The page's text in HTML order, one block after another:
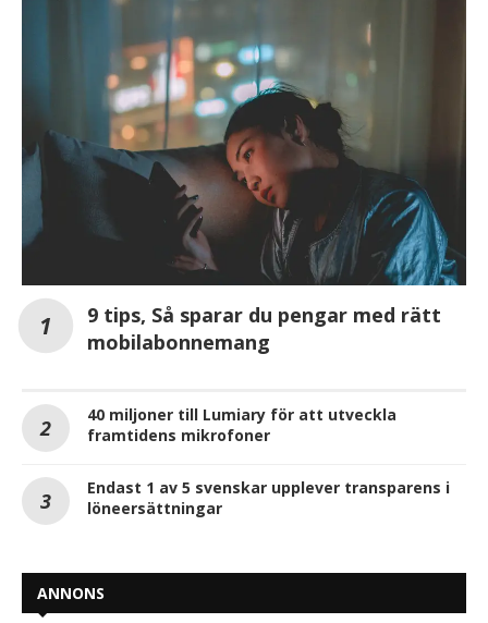
9 tips, Så sparar du pengar med rätt
mobilabonnemang
40 miljoner till Lumiary för att utveckla
framtidens mikrofoner
Endast 1 av 5 svenskar upplever transparens i
löneersättningar
ANNONS